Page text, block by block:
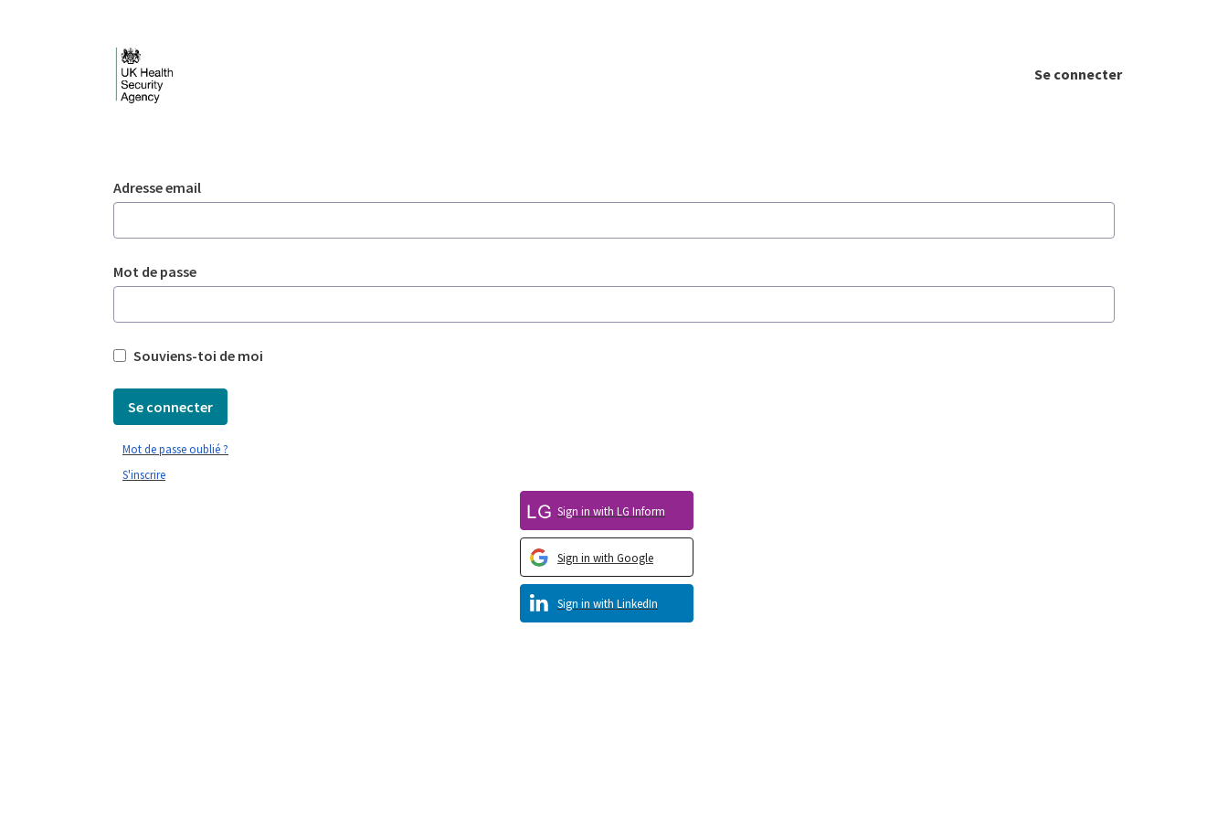
Se connecter
Authentification
Adresse email
Mot de passe
Souviens-toi de moi
Se connecter
Sign in with LinkedIn
Sign in with Google
Sign in with LG Inform
S'inscrire
Mot de passe oublié ?